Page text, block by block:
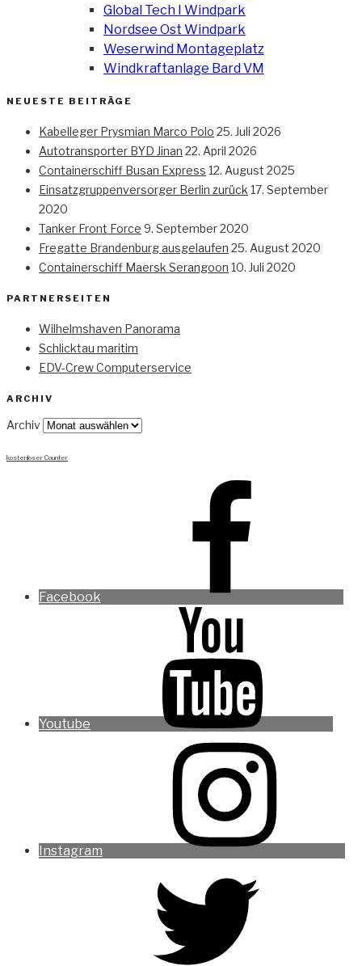
Global Tech I Windpark
Nordsee Ost Windpark
Weserwind Montageplatz
Windkraftanlage Bard VM
NEUESTE BEITRÄGE
Kabelleger Prysmian Marco Polo 25. Juli 2026
Autotransporter BYD Jinan 22. April 2026
Containerschiff Busan Express 12. August 2025
Einsatzgruppenversorger Berlin zurück 17. September
2020
Tanker Front Force 9. September 2020
Fregatte Brandenburg ausgelaufen 25. August 2020
Containerschiff Maersk Serangoon 10. Juli 2020
PARTNERSEITEN
Wilhelmshaven Panorama
Schlicktau maritim
EDV-Crew Computerservice
ARCHIV
Archiv
kostenloser Counter
Facebook
Youtube
Instagram